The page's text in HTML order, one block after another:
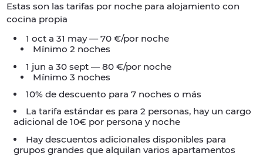
Estas son las tarifas por noche para alojamiento con
cocina propia
1 oct a 31 may — 70 €/por noche
Mínimo 2 noches
1 jun a 30 sept — 80 €/por noche
Mínimo 3 noches
10% de descuento para 7 noches o más
La tarifa estándar es para 2 personas, hay un cargo
adicional de 10€ por persona y noche
Hay descuentos adicionales disponibles para
grupos grandes que alquilan varios apartamentos